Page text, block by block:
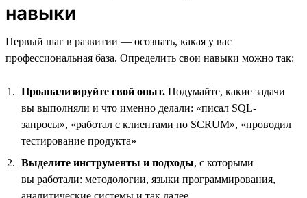
навыки
Первый шаг в развитии — осознать, какая у вас
профессиональная база. Определить свои навыки можно так:
Проанализируйте свой опыт. Подумайте, какие задачи
вы выполняли и что именно делали: «писал SQL-
запросы», «работал с клиентами по SCRUM», «проводил
тестирование продукта»
Выделите инструменты и подходы, с которыми
вы работали: методологии, языки программирования,
аналитические системы и так далее